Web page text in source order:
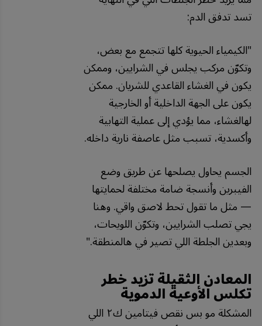
تسد تدفق الدم:
"الكيمياءالحيويةكلهاتتجمعمعبعض،
وتكوّنمركبيجلسفيالشرايين، وممكن
يكونفيالغشاءالقاعديللشريان.ممكن
يكونعلىالجهةالداخليةأوالخارجية
لهالغشاء، ممايؤديإلىعمليةالتهابية
وأكسدية،تسببمثلعاصفةناريةداخله.
الجسميحاوليصلحهاعنطريقوضع
الفيبرينوأنسجةضامةمختلفةلحمايتها
—مثلماتقولتحطلاصقواقي.وهنا
يجيتصلبالشرايين، وتكوّناللويحات،
وبعدينالجلطةالليتصيرفيهالمنطقة."
المعادن الثقيلة تزيد خطر
تكلس الأوعية الدموية
المشكلة مو بس نقص فيتامين ك٢ اللي